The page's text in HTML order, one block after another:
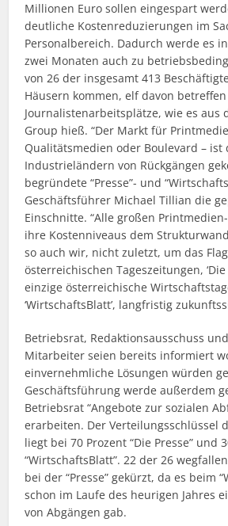
Millionen Euro sollen eingespart
deutliche Kostenreduzierungen im
Personalbereich. Dadurch werde es
zwei Monaten auch zu
von 26 der insgesamt 413
Häusern kommen, elf davon betreffen
Journalistenarbeitsplätze, wie es aus
Group hieß. “Der Markt für
Qualitätsmedien oder Boulevard – ist
Industrieländern von Rückgängen
begründete “Presse”- und
Geschäftsführer Michael Tillian die
Einschnitte. “Alle großen
ihre Kostenniveaus dem
so auch wir, nicht zuletzt, um das
österreichischen Tageszeitungen, ‘Die
einzige österreichische
‘WirtschaftsBlatt’, langfristig
Betriebsrat, Redaktionsausschuss
Mitarbeiter seien bereits informiert
einvernehmliche Lösungen würden
Geschäftsführung werde außerdem
Betriebsrat “Angebote zur sozialen
erarbeiten. Der Verteilungsschlüssel
liegt bei 70 Prozent “Die Presse” und
“WirtschaftsBlatt”. 22 der 26
bei der “Presse” gekürzt, da es beim
schon im Laufe des heurigen Jahres
von Abgängen gab.